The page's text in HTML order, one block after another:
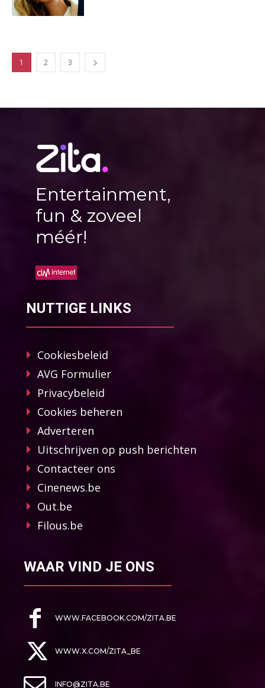
1 2 3
Entertainment,
fun & zoveel
méér!
NUTTIGE LINKS
Cookiesbeleid
AVG Formulier
Privacybeleid
Cookies beheren
Adverteren
Uitschrijven op push berichten
Contacteer ons
Cinenews.be
Out.be
Filous.be
WAAR VIND JE ONS
WWW.FACEBOOK.COM/ZITA.BE
WWW.X.COM/ZITA_BE
INFO@ZITA.BE